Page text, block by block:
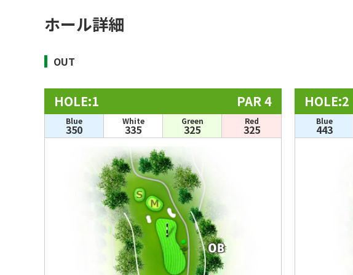
ホール詳細
OUT
HOLE:1 PAR 4
Blue
350
White
335
Green
325
Red
325
HOLE:2
Blue
443